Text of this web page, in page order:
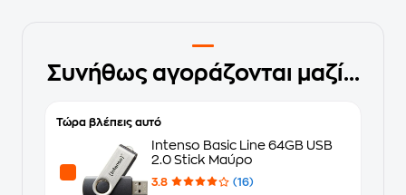
Συνήθως αγοράζονται μαζί...
Τώρα βλέπεις αυτό
Intenso Basic Line 64GB USB
2.0 Stick Μαύρο
3.8 (16)